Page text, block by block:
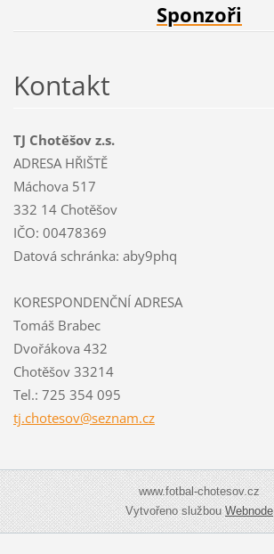
Sponzoři
Kontakt
TJ Chotěšov z.s.
ADRESA HŘIŠTĚ
Máchova 517
332 14 Chotěšov
IČO: 00478369
Datová schránka: aby9phq
KORESPONDENČNÍ ADRESA
Tomáš Brabec
Dvořákova 432
Chotěšov 33214
Tel.: 725 354 095
tj.chotesov@seznam.cz
www.fotbal-chotesov.cz
Vytvořeno službouWebnode